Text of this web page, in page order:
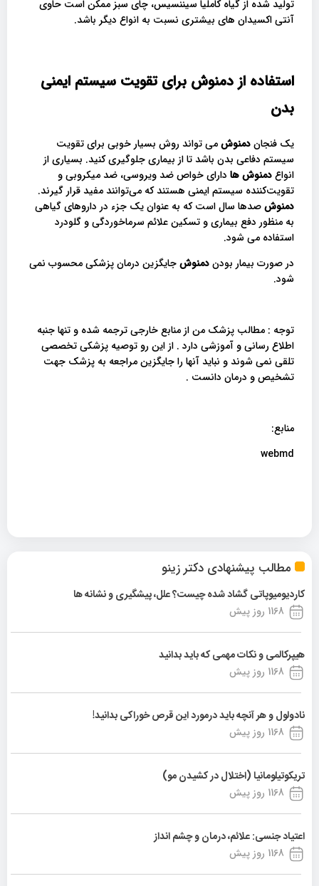
مطالب پیشنهادی دکتر زینو
کاردیومیوپاتی گشاد شده چیست؟ علل، پیشگیری و نشانه ها
1168 روز پیش
هیپرکالمی و نکات مهمی که باید بدانید
1168 روز پیش
نادولول و هر آنچه باید درمورد این قرص خوراکی بدانید!
1168 روز پیش
تریکوتیلومانیا (اختلال در کشیدن مو)
1168 روز پیش
اعتیاد جنسی: علائم، درمان و چشم انداز
1168 روز پیش
تولید شده از گیاه کاملیا سیننسیس، چای سبز ممکن است حاوی
آنتی اکسیدان های بیشتری نسبت به انواع دیگر باشد.
استفاده از دمنوش برای تقویت سیستم ایمنی
بدن
یک فنجاندمنوشمی تواند روش بسیار خوبی برای تقویت
سیستم دفاعی بدن باشد تا از بیماری جلوگیری کنید. بسیاری از
انواعدمنوش ها دارای خواص ضد ویروسی، ضد میکروبی و
تقویت‌کننده سیستم ایمنی هستند که می‌توانند مفید قرار گیرند.
دمنوشصدها سال است که به عنوان یک جزء در داروهای گیاهی
به منظور دفع بیماری و تسکین علائم سرماخوردگی و گلودرد
استفاده می شود.
در صورت بیمار بودندمنوشجایگزین درمان پزشکی محسوب نمی
شود.
توجه : مطالب پزشک من از منابع خارجی ترجمه شده و تنها جنبه
اطلاع رسانی و آموزشی دارد . از این رو توصیه پزشکی تخصصی
تلقی نمی شوند و نباید آنها را جایگزین مراجعه به پزشک جهت
تشخیص و درمان دانست .
منابع:
webmd